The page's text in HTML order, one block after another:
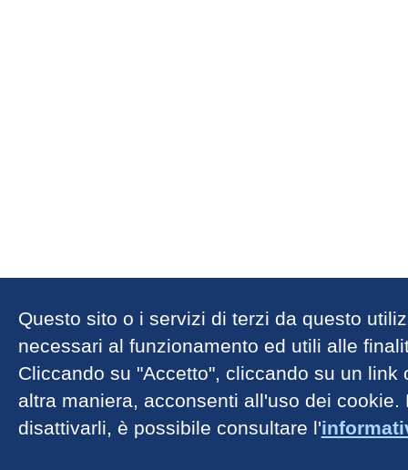
Questo sito o i servizi di terzi da questo
necessari al funzionamento ed utili alle
Cliccando su "Accetto", cliccando su un
altra maniera, acconsenti all'uso dei
disattivarli, è possibile consultare l'